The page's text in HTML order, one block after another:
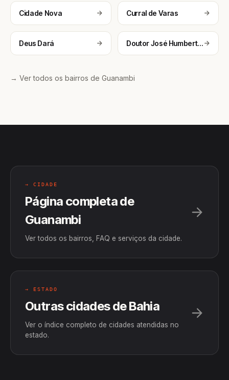
Cidade Nova Curral de Varas
Deus Dará Doutor José Humberto Nunes
→ Ver todos os bairros de Guanambi
→ CIDADE
Página completa de
Guanambi
Ver todos os bairros, FAQ e serviços da cidade.
→ ESTADO
Outras cidades de Bahia
Ver o índice completo de cidades atendidas no
estado.